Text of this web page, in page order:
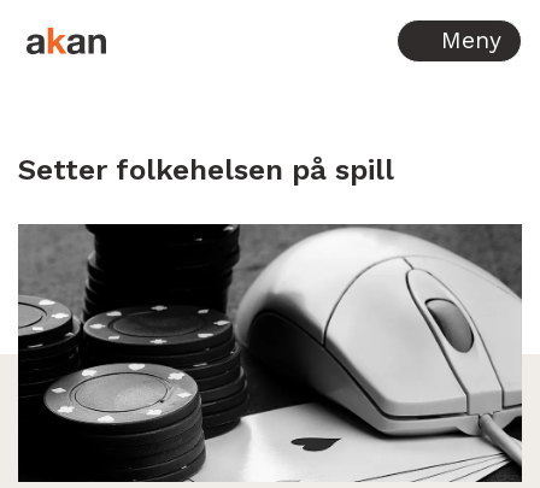
Hopp til innhold Meny
Setter folkehelsen på spill